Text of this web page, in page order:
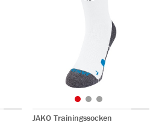
JAKO Trainingssocken